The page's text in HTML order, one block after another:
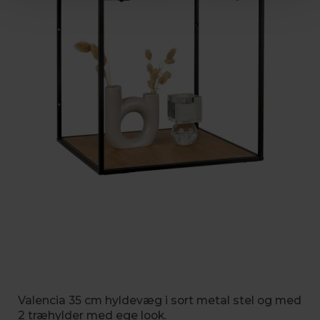
Valencia 35 cm hyldevæg i sort metal stel og med
2 træhylder med ege look.